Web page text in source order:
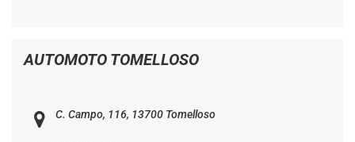
AUTOMOTO TOMELLOSO
C. Campo, 116, 13700 Tomelloso